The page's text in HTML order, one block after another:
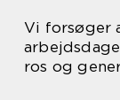
Vi forsøger
ros og